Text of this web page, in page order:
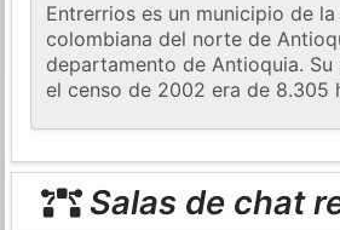
Entrerrios es un municipio de
colombiana del norte de
departamento de Antioquia. Su
el censo de 2002 era de 8.305
Salas de chat